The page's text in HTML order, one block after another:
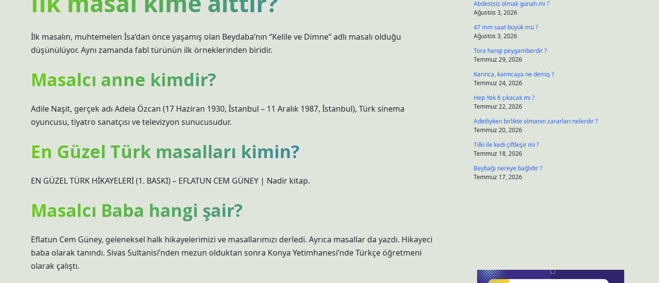
İlk masalın, muhtemelen İsa’dan önce yaşamış olan Beydaba’nın “Kelile ve Dimne” adlı masalı olduğu
düşünülüyor. Aynı zamanda fabl türünün ilk örneklerinden biridir.
Masalcı anne kimdir?
Adile Naşit, gerçek adı Adela Özcan (17 Haziran 1930, İstanbul – 11 Aralık 1987, İstanbul), Türk sinema
oyuncusu, tiyatro sanatçısı ve televizyon sunucusudur.
En Güzel Türk masalları kimin?
EN GÜZEL TÜRK HİKAYELERİ (1. BASKI) – EFLATUN CEM GÜNEY | Nadir kitap.
Masalcı Baba hangi şair?
Eflatun Cem Güney, geleneksel halk hikayelerimizi ve masallarımızı derledi. Ayrıca masallar da yazdı. Hikayeci
baba olarak tanındı. Sivas Sultanisi’nden mezun olduktan sonra Konya Yetimhanesi’nde Türkçe öğretmeni
olarak çalıştı.
Abdestsiz olmak günah mı ?
Ağustos 3, 2026
47 mm saat büyük mü ?
Ağustos 3, 2026
Tora hangi peygamberdir ?
Temmuz 29, 2026
Karınca, karıncaya ne demiş ?
Temmuz 24, 2026
Hep Yek 8 çıkacak mı ?
Temmuz 22, 2026
Adetliyken birlikte olmanın zararları nelerdir ?
Temmuz 20, 2026
Tilki ile kedi çiftleşir mi ?
Temmuz 18, 2026
Beybağı nereye bağlıdır ?
Temmuz 17, 2026